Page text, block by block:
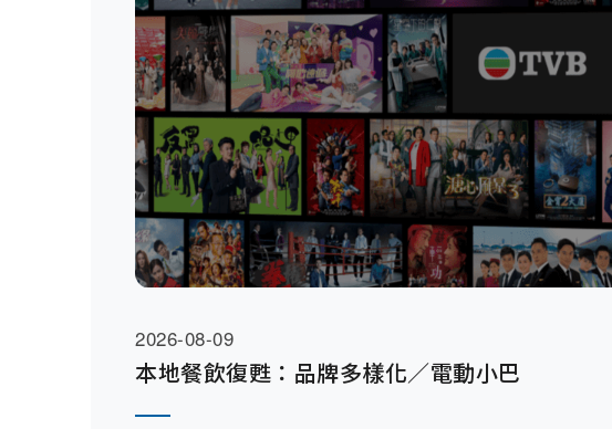
2026-08-09
本地餐飲復甦：品牌多樣化／電動小巴